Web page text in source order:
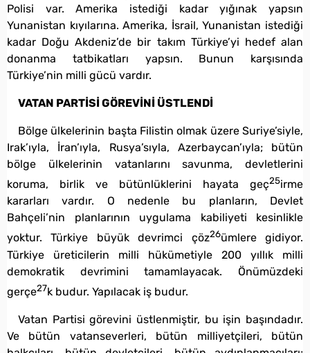
Polisi var. Amerika istediği kadar yığınak yapsın
Yunanistan kıyılarına. Amerika, İsrail, Yunanistan istediği
kadar Doğu Akdeniz’de bir takım Türkiye’yi hedef alan
donanma tatbikatları yapsın. Bunun karşısında
Türkiye’nin milli gücü vardır.
VATAN PARTİSİ GÖREVİNİ ÜSTLENDİ
Bölge ülkelerinin başta Filistin olmak üzere Suriye’siyle,
Irak’ıyla, İran’ıyla, Rusya’sıyla, Azerbaycan’ıyla; bütün
bölge ülkelerinin vatanlarını savunma, devletlerini
koruma, birlik ve bütünlüklerini hayata geç25irme
kararları vardır. O nedenle bu planların, Devlet
Bahçeli’nin planlarının uygulama kabiliyeti kesinlikle
yoktur. Türkiye büyük devrimci çöz26ümlere gidiyor.
Türkiye üreticilerin milli hükümetiyle 200 yıllık milli
demokratik devrimini tamamlayacak. Önümüzdeki
gerçe27k budur. Yapılacak iş budur.
Vatan Partisi görevini üstlenmiştir, bu işin başındadır.
Ve bütün vatanseverleri, bütün milliyetçileri, bütün